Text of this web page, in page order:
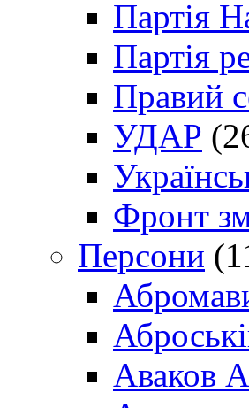
Партія
Партія
Правий
УДАР
Фронт
Персони
Аваков